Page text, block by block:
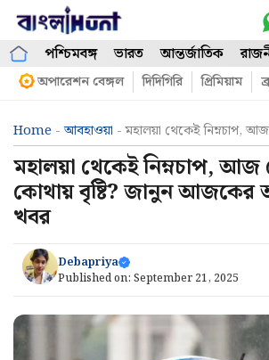
Skip
contentপশ্চিমবঙ্গ ভারত আন্তর্জাতিক
অপারেশন বেঙ্গল দিদিগিরি প্রিমিয়াম
Home -আবহাওয়া -মহালয়া থেকেই নিম্নচাপ,
মহালয়া থেকেই নিম্নচাপ,
কোথায় বৃষ্টি? জানুন আজকের
খবর
Debapriya
Published on: September 21, 2025